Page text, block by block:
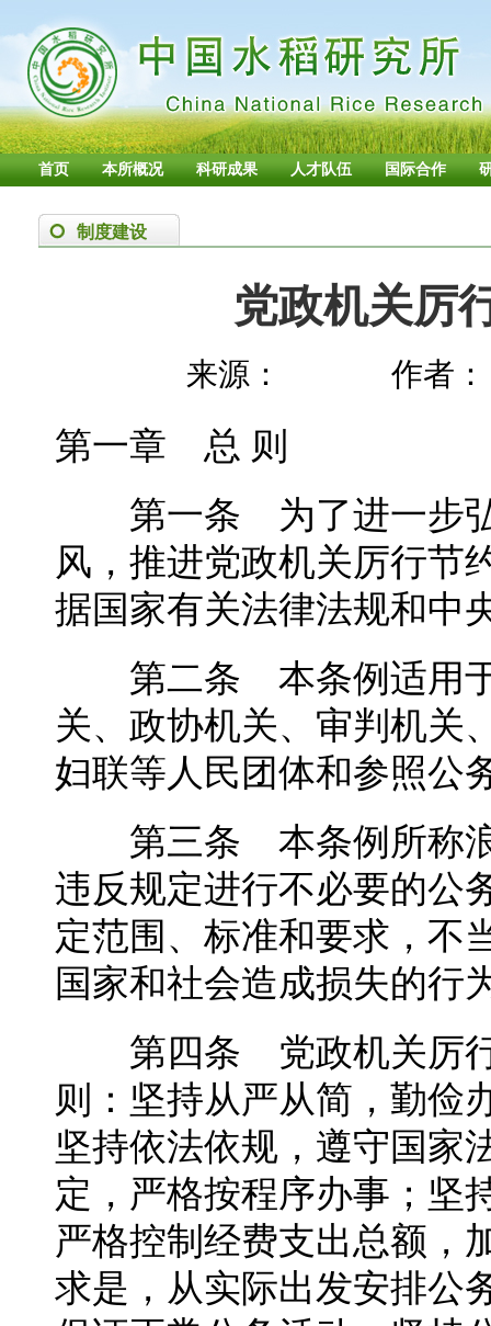
首页 本所概况 科研成果 人才队伍 国际合作
制度建设
党政机关厉
来源： 作者：
第一章 总 则
第一条 为了进一步弘
风，推进党政机关厉行节
据国家有关法律法规和中
第二条 本条例适用于
关、政协机关、审判机关
妇联等人民团体和参照公
第三条 本条例所称浪
违反规定进行不必要的公
定范围、标准和要求，不
国家和社会造成损失的行
第四条 党政机关厉行
则：坚持从严从简，勤俭
坚持依法依规，遵守国家
定，严格按程序办事；坚
严格控制经费支出总额，
求是，从实际出发安排公